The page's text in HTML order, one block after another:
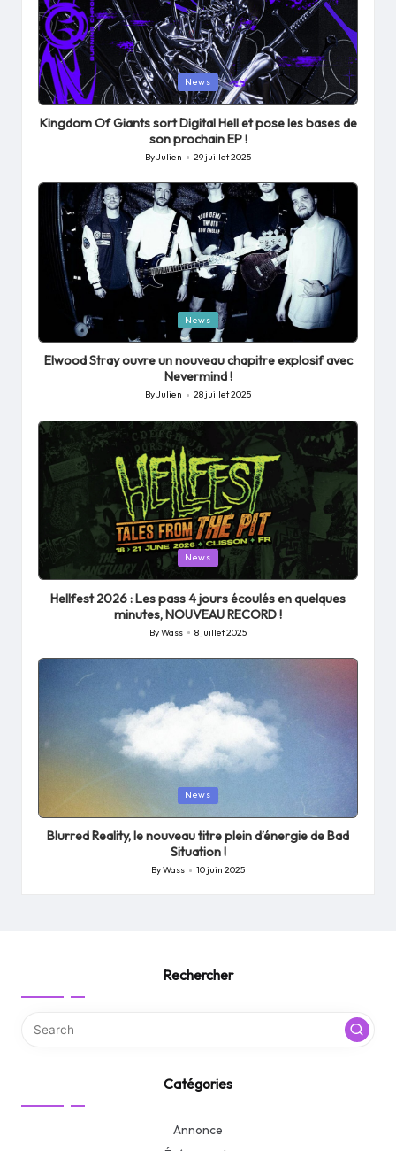
Posted
in
News
Kingdom Of Giants sort Digital Hell et pose les bases de
son prochain EP !
Posted
by
ByJulien 29 juillet 2025
Posted
News
Elwood Stray ouvre un nouveau chapitre explosif avec
Nevermind !
Posted
ByJulien 28 juillet 2025
News
Hellfest 2026 : Les pass 4 jours écoulés en quelques
minutes, NOUVEAU RECORD !
Posted
ByWass 8 juillet 2025
News
Blurred Reality, le nouveau titre plein d’énergie de Bad
Situation !
Posted
ByWass 10 juin 2025
Rechercher
Catégories
Annonce